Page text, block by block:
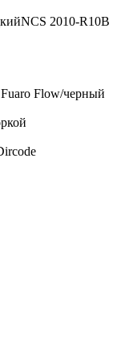
NCS 2010-R10B
Flow/черный